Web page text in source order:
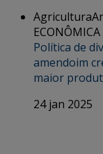
Agricultura
ECONÔMICA
Política de
amendoim
maior
24 jan 2025